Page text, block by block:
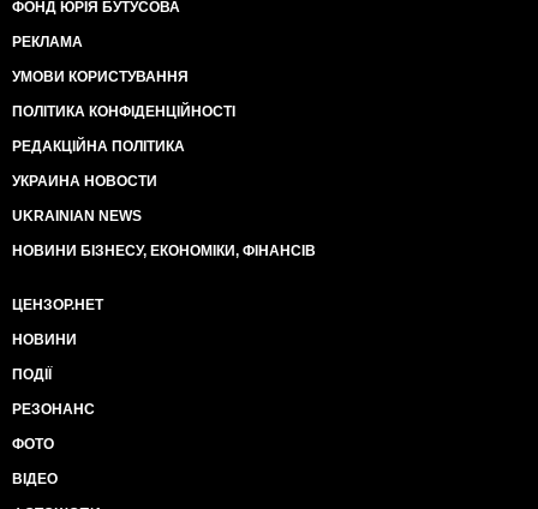
ФОНД ЮРІЯ БУТУСОВА
РЕКЛАМА
УМОВИ КОРИСТУВАННЯ
ПОЛІТИКА КОНФІДЕНЦІЙНОСТІ
РЕДАКЦІЙНА ПОЛІТИКА
УКРАИНА НОВОСТИ
UKRAINIAN NEWS
НОВИНИ БІЗНЕСУ, ЕКОНОМІКИ, ФІНАНСІВ
ЦЕНЗОР.НЕТ
НОВИНИ
ПОДІЇ
РЕЗОНАНС
ФОТО
ВІДЕО